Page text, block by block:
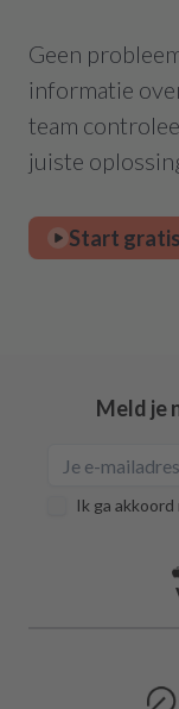
Geen
informatie
team
juiste
Start
Meld je
Ik ga